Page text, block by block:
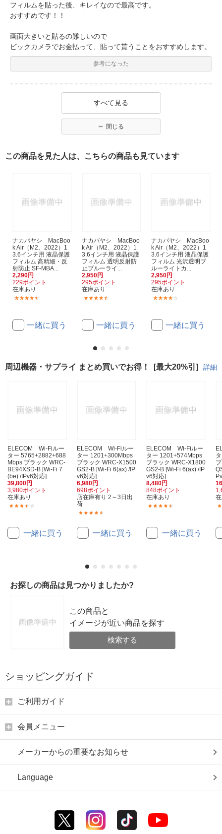
フィルムを貼った後、キレイなので最高です。
おすすめです！！
画面大きいと貼るの難しいので
ビックカメラでお金払って、貼って貰うことをおすすめします。
参考になった
すべて見る
閉じる
この商品を見た人は、こちらの商品も見ています
ナカバヤシ MacBoo
k Air（M2、2022）1
3.6インチ用 液晶保護
フィルム 高精細・反
射防止 SF-MBA...
2,290円
229ポイント
在庫あり
一緒に買う
ナカバヤシ MacBoo
k Air（M2、2022）1
3.6インチ用 液晶保護
フィルム 透明反射防
止ブルーライ...
2,950円
295ポイント
在庫あり
一緒に買う
ナカバヤシ MacBoo
k Air（M2、2022）1
3.6インチ用 液晶保護
フィルム 光沢透明ブ
ルーライトカ...
2,950円
295ポイント
在庫あり
一緒に買う
周辺機器・サプライ まとめ買いでお得！ [最大20%引] 詳細
ELECOM Wi-Fiルー
ター 5765+2882+688
Mbps ブラック WRC-
BE94XSD-B [Wi-Fi 7
(be) /IPv6対応]
39,800円
3,980ポイント
在庫あり
一緒に買う
ELECOM Wi-Fiルー
ター 1201+300Mbps
ブラック WRC-X1500
GS2-B [Wi-Fi 6(ax) /IP
v6対応]
6,980円
698ポイント
店在庫有り 2～3日出
荷
一緒に買う
ELECOM Wi-Fiルー
ター 1201+574Mbps
ブラック WRC-X1800
GS2-B [Wi-Fi 6(ax) /IP
v6対応]
8,480円
848ポイント
在庫あり
一緒に買う
お探しの商品は見つかりましたか?
この商品と
イメージが近い商品を探す
検索する
ショッピングガイド
ご利用ガイド
会員メニュー
メーカーからの重要なお知らせ
Language